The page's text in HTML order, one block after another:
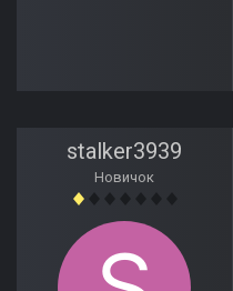
stalker3939
Новичок